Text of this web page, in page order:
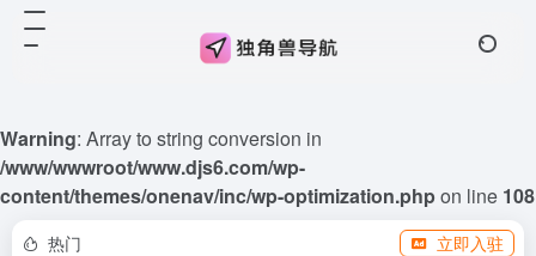
Warning: Array to string conversion in
/www/wwwroot/www.djs6.com/wp-
content/themes/onenav/inc/wp-optimization.phpon line 108
热门
立即入驻